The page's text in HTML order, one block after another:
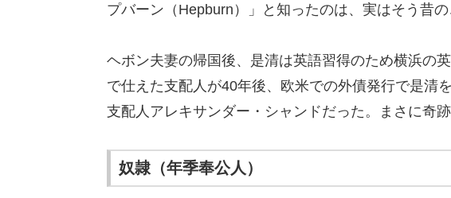
プバーン（Hepburn）」と知ったのは、実はそう昔の
ヘボン夫妻の帰国後、是清は英語習得のため横浜の
で仕えた支配人が40年後、欧米での外債発行で是清
支配人アレキサンダー・シャンドだった。まさに奇
奴隷（年季奉公人）